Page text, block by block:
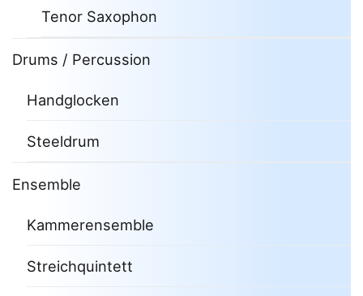
Tenor Saxophon
Drums / Percussion
Handglocken
Steeldrum
Ensemble
Kammerensemble
Streichquintett